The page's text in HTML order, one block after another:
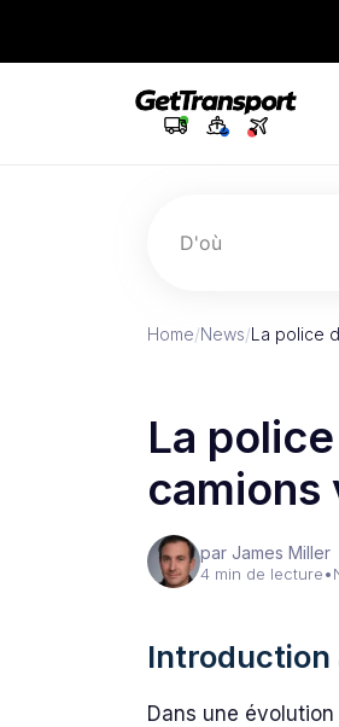
D'où
Home/News/La police
La
camions
par James Miller
4 min de lecture•
Introduction
Dans une